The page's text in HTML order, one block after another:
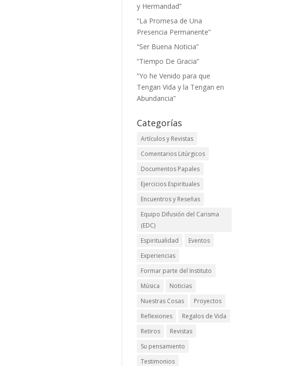
y Hermandad”
“La Promesa de Una
Presencia Permanente”
“Ser Buena Noticia”
“Tiempo De Gracia”
“Yo he Venido para que
Tengan Vida y la Tengan en
Abundancia”
Categorías
Artículos y Revistas
Comentarios Litúrgicos
Documentos Papales
Ejercicios Espirituales
Encuentros y Reseñas
Equipo Difusión del Carisma
(EDC)
Espiritualidad
Eventos
Experiencias
Formar parte del Instituto
Música
Noticias
Nuestras Cosas
Proyectos
Reflexiones
Regalos de Vida
Retiros
Revistas
Su pensamiento
Testimonios